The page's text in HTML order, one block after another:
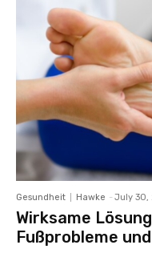
Gesundheit Hawke - July 30,
Wirksame
Fußprobleme